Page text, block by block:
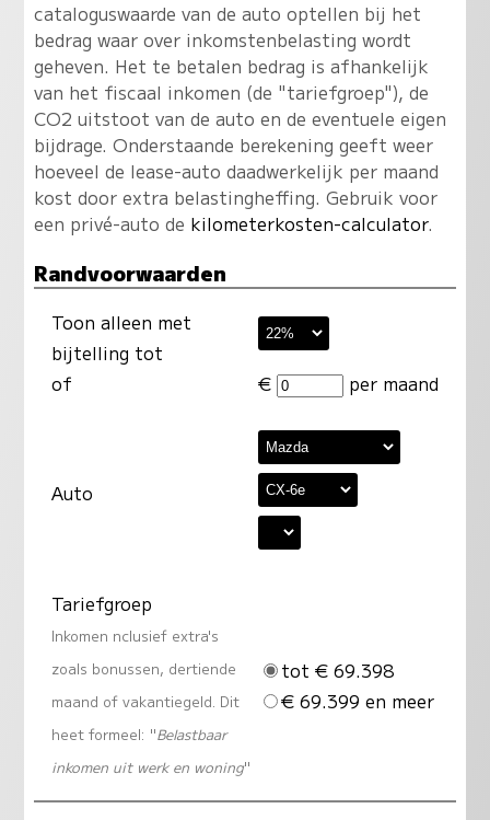
cataloguswaarde van de auto optellen bij het
bedrag waar over inkomstenbelasting wordt
geheven. Het te betalen bedrag is afhankelijk
van het fiscaal inkomen (de "tariefgroep"), de
CO2 uitstoot van de auto en de eventuele eigen
bijdrage. Onderstaande berekening geeft weer
hoeveel de lease-auto daadwerkelijk per maand
kost door extra belastingheffing. Gebruik voor
een privé-auto de kilometerkosten-calculator.
Randvoorwaarden
Toon alleen met
bijtelling tot
of
€ per maand
Auto
Tariefgroep
Inkomen nclusief extra's
zoals bonussen, dertiende
maand of vakantiegeld. Dit
heet formeel: "Belastbaar
inkomen uit werk en woning"
tot € 69.398
€ 69.399 en meer